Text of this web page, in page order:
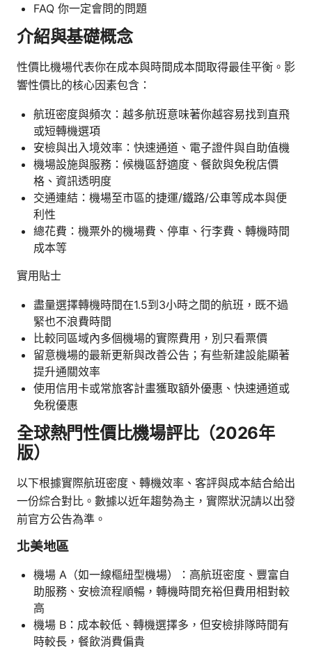
FAQ 你一定會問的問題
介紹與基礎概念
性價比機場代表你在成本與時間成本間取得最佳平衡。影
響性價比的核心因素包含：
航班密度與頻次：越多航班意味著你越容易找到直飛
或短轉機選項
安檢與出入境效率：快速通道、電子證件與自助值機
機場設施與服務：候機區舒適度、餐飲與免稅店價
格、資訊透明度
交通連結：機場至市區的捷運/鐵路/公車等成本與便
利性
總花費：機票外的機場費、停車、行李費、轉機時間
成本等
實用貼士
盡量選擇轉機時間在1.5到3小時之間的航班，既不過
緊也不浪費時間
比較同區域內多個機場的實際費用，別只看票價
留意機場的最新更新與改善公告；有些新建設能顯著
提升通關效率
使用信用卡或常旅客計畫獲取額外優惠、快速通道或
免稅優惠
全球熱門性價比機場評比（2026年
版）
以下根據實際航班密度、轉機效率、客評與成本結合給出
一份綜合對比。數據以近年趨勢為主，實際狀況請以出發
前官方公告為準。
北美地區
機場 A（如一線樞紐型機場）：高航班密度、豐富自
助服務、安檢流程順暢，轉機時間充裕但費用相對較
高
機場 B：成本較低、轉機選擇多，但安檢排隊時間有
時較長，餐飲消費偏貴